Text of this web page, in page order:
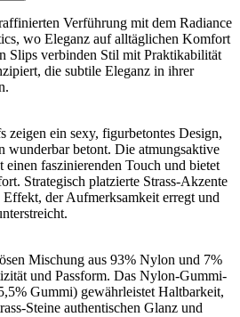
Verführung mit dem Radiance
wo Eleganz auf alltäglichen Komfort
Slips verbinden Stil mit Praktikabilität
die subtile Eleganz in ihrer
zeigen ein sexy, figurbetontes Design,
wunderbar betont. Die atmungsaktive
faszinierenden Touch und bietet
Strategisch platzierte Strass-Akzente
der Aufmerksamkeit erregt und
Mischung aus 93% Nylon und 7%
und Passform. Das Nylon-Gummi-
Gummi) gewährleistet Haltbarkeit,
Steine authentischen Glanz und